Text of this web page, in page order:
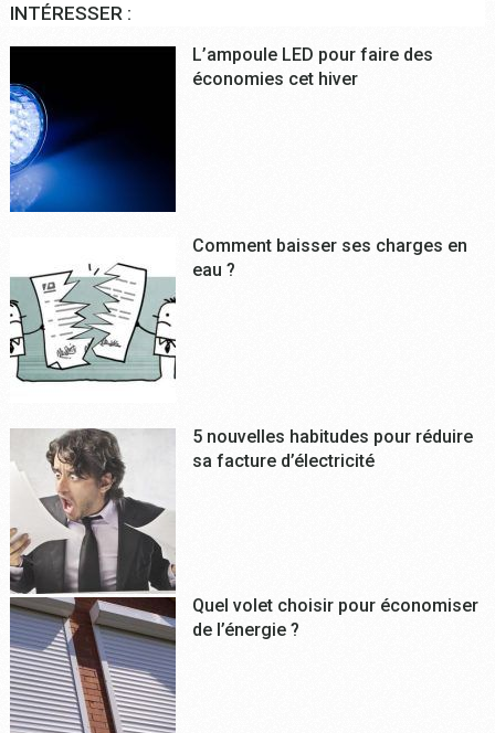
INTÉRESSER :
L’ampoule LED pour faire des
économies cet hiver
Comment baisser ses charges en
eau ?
5 nouvelles habitudes pour réduire
sa facture d’électricité
Quel volet choisir pour économiser
de l’énergie ?